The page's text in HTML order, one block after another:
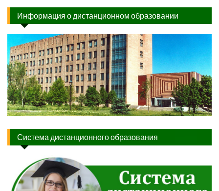
Информация о дистанционном образовании
Система дистанционного образования